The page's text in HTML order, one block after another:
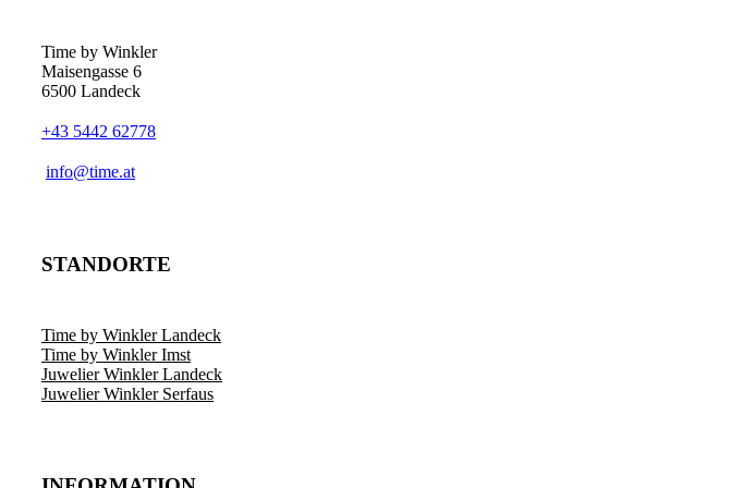
Time by Winkler
Maisengasse 6
6500 Landeck
+43 5442 62778
­info@time.at
STANDORTE
Time by Winkler Landeck
Time by Winkler Imst
Juwelier Winkler Landeck
Juwelier Winkler Serfaus